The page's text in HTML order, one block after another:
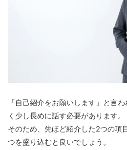
「自己紹介をお願いします」と言
く少し長めに話す必要があります。
そのため、先ほど紹介した2つの項
つを盛り込むと良いでしょう。